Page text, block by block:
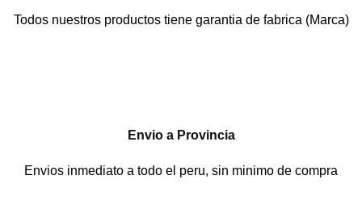
Todos nuestros productos tiene garantia de fabrica (Marca)
Envio a Provincia
Envios inmediato a todo el peru, sin minimo de compra